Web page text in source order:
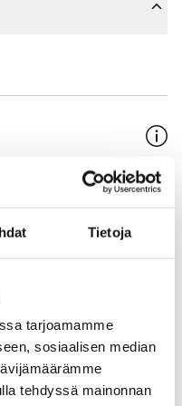
Tietoja
tarjoamamme
sosiaalisen median
tehdyssä mainonnan